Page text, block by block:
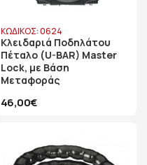
ΚΩΔΙΚΟΣ: 0624
Κλειδαριά Ποδηλάτου
Πέταλο (U-BAR) Master
Lock, με Βάση
Μεταφοράς
46,00€